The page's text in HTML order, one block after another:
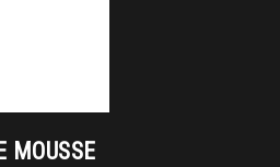
MOUSSE